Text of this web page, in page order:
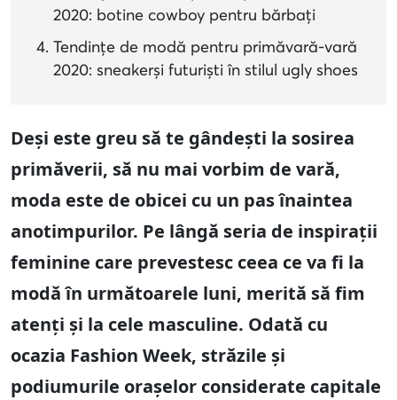
2020: botine cowboy pentru bărbați
Tendințe de modă pentru primăvară-vară
2020: sneakerși futuriști în stilul ugly shoes
Deși este greu să te gândești la sosirea
primăverii, să nu mai vorbim de vară,
moda este de obicei cu un pas înaintea
anotimpurilor. Pe lângă seria de inspirații
feminine care prevestesc ceea ce va fi la
modă în următoarele luni, merită să fim
atenți și la cele masculine. Odată cu
ocazia Fashion Week, străzile și
podiumurile orașelor considerate capitale